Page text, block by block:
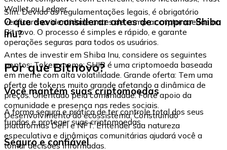
Wallet ou Ledger.
Sim. Devido às regulamentações legais, é obrigatório
verificar sua identidade antes de comprar criptomoedas na
Bitnovo. O processo é simples e rápido, e garante
operações seguras para todos os usuários.
O que devo considerar antes de comprar Shiba
Inu?
Antes de investir em Shiba Inu, considere os seguintes
pontos: Token meme: SHIB é uma criptomoeda baseada
em meme com alta volatilidade. Grande oferta: Tem uma
oferta de tokens muito grande afetando a dinâmica de
preços. Orientado pela comunidade: Forte apoio da
comunidade e presença nas redes sociais.
Desenvolvimento do ecossistema: Construindo
plataformas DeFi e NFT. Entender sua natureza
especulativa e dinâmicas comunitárias ajudará você a
tomar decisões informadas.
Por que Bitnovo?
Você mantém suas criptomoedas
A forma segura e prática de ter controle total dos seus
fundos e proteger suas criptomoedas.
Seguro e confiável